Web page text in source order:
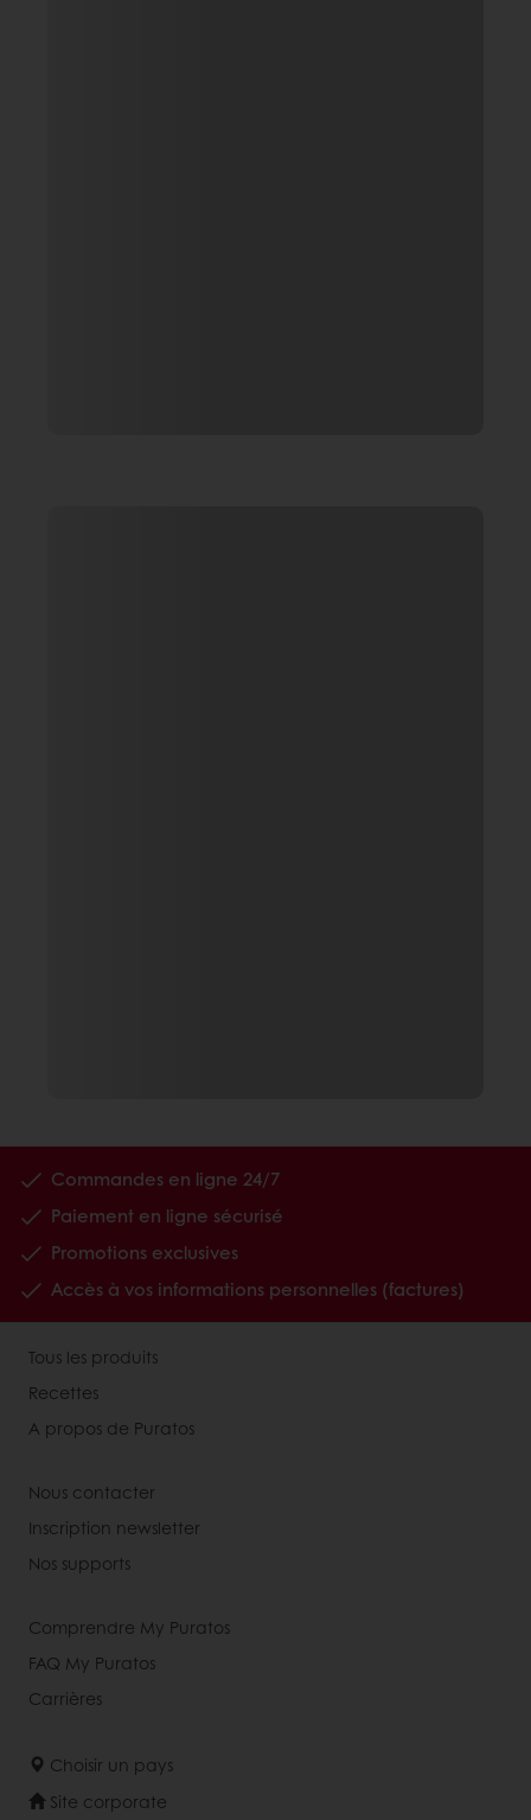
Commandes en ligne 24/7
Paiement en ligne sécurisé
Promotions exclusives
Accès à vos informations personnelles (factures)
Tous les produits
Recettes
A propos de Puratos
Nous contacter
Inscription newsletter
Nos supports
Comprendre My Puratos
FAQ My Puratos
Carrières
Choisir un pays
Site corporate